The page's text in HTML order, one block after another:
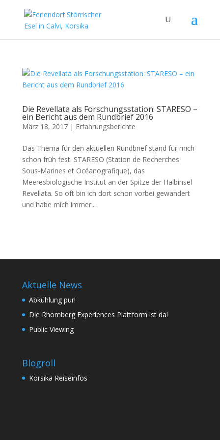
Die Revellata als Forschungsstation: STARESO –
ein Bericht aus dem Rundbrief 2016
März 18, 2017| Erfahrungsberichte
Das Thema für den aktuellen Rundbrief stand für mich
schon früh fest: STARESO (Station de Recherches
Sous-Marines et Océanografique), das
Meeresbiologische Institut an der Spitze der Halbinsel
Revellata. So oft bin ich dort schon vorbei gewandert
und habe mich immer...
Aktuelle News
Abkühlung pur!
Die Rhomberg Experiences Plattform ist da!
Public Viewing
Blogroll
Korsika Reiseinfos